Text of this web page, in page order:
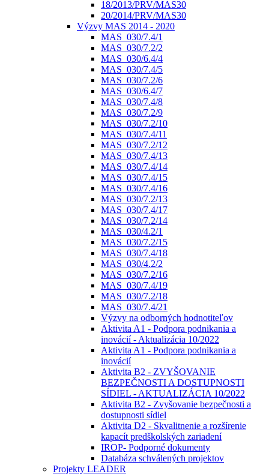
18/2013/PRV/MAS30
20/2014/PRV/MAS30
Výzvy MAS 2014 - 2020
MAS_030/7.4/1
MAS_030/7.2/2
MAS_030/6.4/4
MAS_030/7.4/5
MAS_030/7.2/6
MAS_030/6.4/7
MAS_030/7.4/8
MAS_030/7.2/9
MAS_030/7.2/10
MAS_030/7.4/11
MAS_030/7.2/12
MAS_030/7.4/13
MAS_030/7.4/14
MAS_030/7.4/15
MAS_030/7.4/16
MAS_030/7.2/13
MAS_030/7.4/17
MAS_030/7.2/14
MAS_030/4.2/1
MAS_030/7.2/15
MAS_030/7.4/18
MAS_030/4.2/2
MAS_030/7.2/16
MAS_030/7.4/19
MAS_030/7.2/18
MAS_030/7.4/21
Výzvy na odborných hodnotiteľov
Aktivita A1 - Podpora podnikania a
inovácií - Aktualizácia 10/2022
Aktivita A1 - Podpora podnikania a
inovácií
Aktivita B2 - ZVYŠOVANIE
BEZPEČNOSTI A DOSTUPNOSTI
SÍDIEL - AKTUALIZÁCIA 10/2022
Aktivita B2 - Zvyšovanie bezpečnosti a
dostupnosti sídiel
Aktivita D2 - Skvalitnenie a rozšírenie
kapacít predškolských zariadení
IROP- Podporné dokumenty
Databáza schválených projektov
Projekty LEADER